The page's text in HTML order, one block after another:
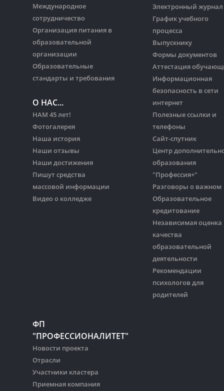
Международное
сотрудничество
Организация питания в
образовательной
организации
Образовательные
стандарты и требования
О НАС...
НАМ 45 лет!
Фотогалерея
Наша история
Наши отзывы
Наши достижения
Пишут средства
массовой информации
Видео о колледже
Электронный журнал
График учебного
процесса
Выпускнику
Формы документов
Аттестация
Информационная
безопасность в сети
интернет
Полезные ссылки и
телефоны
Сайт-спутник
Центр
образования
"Профессия+"
Разговоры о важном
Образовательное
кредитование
Независимая оценка
качества
образовательной
деятельности
Рекомендации
психологов для
родителей
ФП
"ПРОФЕССИОНАЛИТЕТ"
Новости проекта
Отрасли
Участники кластера
Приемная компания